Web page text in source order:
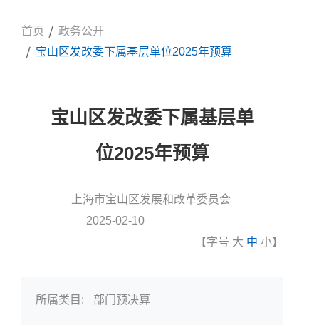
首页
政务公开
宝山区发改委下属基层单位2025年预算
宝山区发改委下属基层单
位2025年预算
上海市宝山区发展和改革委员会
2025-02-10
【字号 大 中 小】
所属类目: 部门预决算